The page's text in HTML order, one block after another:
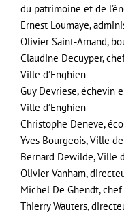
du patrimoine et de
Ernest Loumaye,
Olivier Saint-Amand,
Claudine Decuyper,
Ville d’Enghien
Guy Devriese, échevin
Ville d’Enghien
Christophe Deneve,
Yves Bourgeois, Ville
Bernard Dewilde, Ville
Olivier Vanham,
Michel De Ghendt,
Thierry Wauters,